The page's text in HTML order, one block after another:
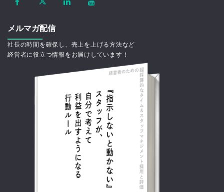
メルマガ配信
社長の時間を確保し、売上を上げる方法など
経営者に役立つ情報をお届けしています！